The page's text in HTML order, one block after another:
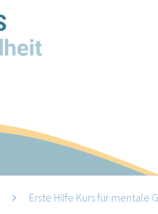
Erste Hilfe Kurs für mentale